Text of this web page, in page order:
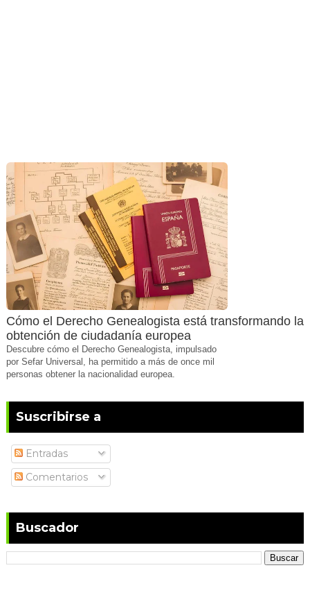
Cómo el Derecho Genealogista está transformando la
obtención de ciudadanía europea
Descubre cómo el Derecho Genealogista, impulsado
por Sefar Universal, ha permitido a más de once mil
personas obtener la nacionalidad europea.
Suscribirse a
Entradas
Comentarios
Buscador